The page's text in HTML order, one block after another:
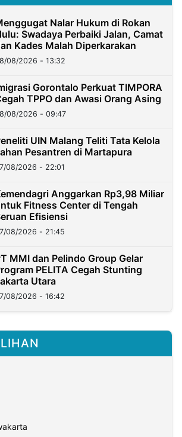
Nalar Hukum di Rokan
Swadaya Perbaiki Jalan, Camat
Kades Malah Diperkarakan
08/2026 - 13:32
Gorontalo Perkuat TIMPORA
TPPO dan Awasi Orang Asing
08/2026 - 09:47
UIN Malang Teliti Tata Kelola
Pesantren di Martapura
08/2026 - 22:01
Anggarkan Rp3,98 Miliar
Fitness Center di Tengah
Efisiensi
08/2026 - 21:45
MMI dan Pelindo Group Gelar
PELITA Cegah Stunting
Utara
08/2026 - 16:42